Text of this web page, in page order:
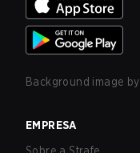
Background image by
EMPRESA